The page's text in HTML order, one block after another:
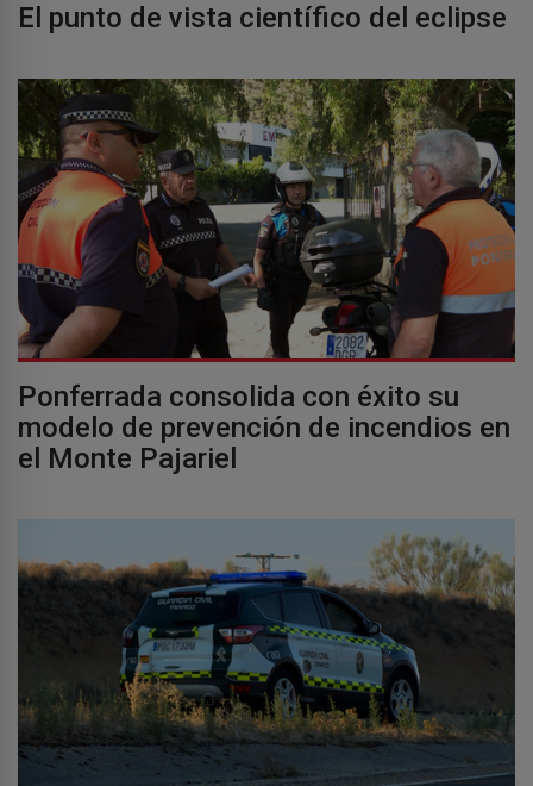
El punto de vista científico del eclipse
Ponferrada consolida con éxito su
modelo de prevención de incendios en
el Monte Pajariel